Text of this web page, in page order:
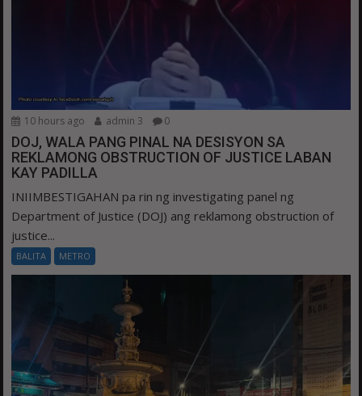
10 hours ago admin 3 0
DOJ, WALA PANG PINAL NA DESISYON SA
REKLAMONG OBSTRUCTION OF JUSTICE LABAN
KAY PADILLA
INIIMBESTIGAHAN pa rin ng investigating panel ng
Department of Justice (DOJ) ang reklamong obstruction of
justice...
BALITA METRO